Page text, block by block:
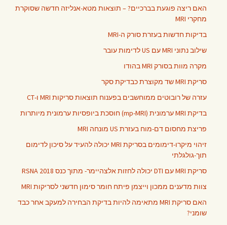
האם ריצה פוגעת בברכיים? – תוצאות מטא-אנליזה חדשה שסוקרת
מחקרי MRI
בדיקות חדשות בעזרת סורק ה-MRI
שילוב נתוני MRI עם US לדימות עובר
מקרה מוות בסורק MRI בהודו
סריקת MRI שד מקוצרת כבדיקת סקר
עזרה של רובוטים ממוחשבים בפענוח תוצאות סריקות MRI ו-CT
בדיקת MRI ערמונית (mp-MRI) חוסכת ביופסיות ערמונית מיותרות
פריצת מחסום דם-מוח בעזרת US מונחה MRI
זיהוי מיקרו-דימומים בסריקת MRI יכולה להעיד על סיכון לדימום
תוך-גולגלתי
סריקת MRI עם DTI יכולה לחזות אלצהיימר- מתוך כנס RSNA 2018
צוות מדענים ממכון וייצמן פיתח חומר סימון חדשני לסריקות MRI
האם סריקת MRI מתאימה להיות בדיקת הבחירה למעקב אחר כבד
שומני?